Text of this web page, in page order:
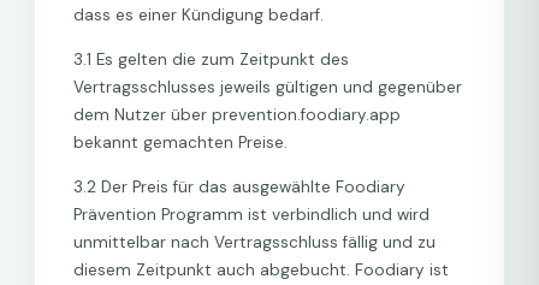
dass es einer Kündigung bedarf.
3.1 Es gelten die zum Zeitpunkt des
Vertragsschlusses jeweils gültigen und gegenüber
dem Nutzer über prevention.foodiary.app
bekannt gemachten Preise.
3.2 Der Preis für das ausgewählte Foodiary
Prävention Programm ist verbindlich und wird
unmittelbar nach Vertragsschluss fällig und zu
diesem Zeitpunkt auch abgebucht. Foodiary ist